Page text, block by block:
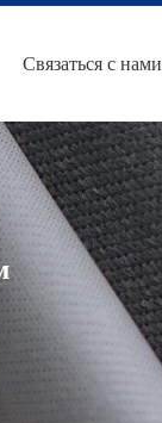
Связаться с нами